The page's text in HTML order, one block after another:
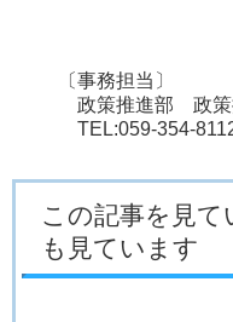
〔事務担当〕
政策推進部 政策
TEL:059-354-
この記事を見
も見ています